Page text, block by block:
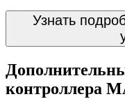
Узнать
контроллера